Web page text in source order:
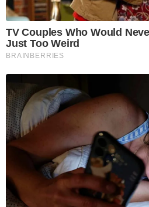
TV Couples Who Would
Just Too Weird
BRAINBERRIES